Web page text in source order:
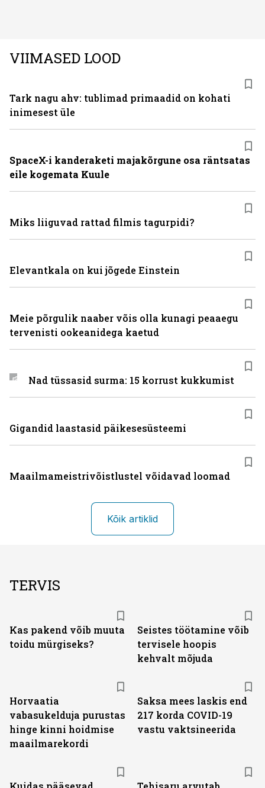
VIIMASED LOOD
Tark nagu ahv: tublimad primaadid on kohati
inimesest üle
SpaceX-i kanderaketi majakõrgune osa räntsatas
eile kogemata Kuule
Miks liiguvad rattad filmis tagurpidi?
Elevantkala on kui jõgede Einstein
Meie põrgulik naaber võis olla kunagi peaaegu
tervenisti ookeanidega kaetud
Nad tüssasid surma: 15 korrust kukkumist
Gigandid laastasid päikesesüsteemi
Maailmameistrivõistlustel võidavad loomad
Kõik artiklid
TERVIS
Kas pakend võib muuta
toidu mürgiseks?
Seistes töötamine võib
tervisele hoopis
kehvalt mõjuda
Horvaatia
vabasukelduja purustas
hinge kinni hoidmise
maailmarekordi
Saksa mees laskis end
217 korda COVID-19
vastu vaktsineerida